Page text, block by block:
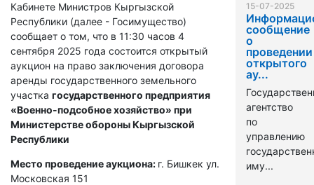
Кабинете Министров Кыргызской
Республики (далее - Госимущество)
сообщает о том, что в 11:30 часов 4
сентября 2025 года состоится открытый
аукцион на право заключения договора
аренды государственного земельного
участка государственного предприятия
«Военно-подсобное хозяйство» при
Министерстве обороны Кыргызской
Республики
Место проведение аукциона: г. Бишкек ул.
Московская 151
15-07-2025
сообщение
о
проведении
открытого
ау...
агентство
по
управлению
иму...